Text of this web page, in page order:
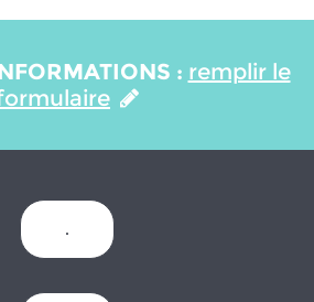
: remplir le
.